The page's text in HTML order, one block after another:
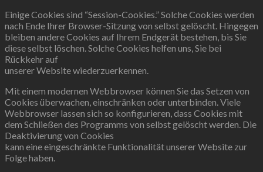
Einige Cookies sind “Session-Cookies.” Solche Cookies werden
nach Ende Ihrer Browser-Sitzung von selbst gelöscht. Hingegen
bleiben andere Cookies auf Ihrem Endgerät bestehen, bis Sie
diese selbst löschen. Solche Cookies helfen uns, Sie bei
Rückkehr auf
unserer Website wiederzuerkennen.
Mit einem modernen Webbrowser können Sie das Setzen von
Cookies überwachen, einschränken oder unterbinden. Viele
Webbrowser lassen sich so konfigurieren, dass Cookies mit
dem Schließen des Programms von selbst gelöscht werden. Die
Deaktivierung von Cookies
kann eine eingeschränkte Funktionalität unserer Website zur
Folge haben.